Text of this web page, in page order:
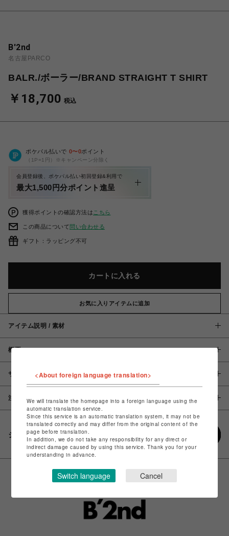
B'2nd
名古屋PARCO
BALR./ボーラー/BRAND STRAIGHT T SHIRT
￥18,700 税込
ポケパル払いで 0〜0ポイント
（1P=1円）※キャンペーン分除く
会員登録後、ポケパル払い初回登録&利用で
最大1,500円分ポイント進呈
獲得ポイントの確認方法は こちら
この商品について問い合わせる
ギフト：ラッピング不可
カートに入れる
お気に入りアイテムに追加
アイテム説明 / 素材
概要
サイズ
注意事項
シェアする
<About foreign language translation>
We will translate the homepage into a foreign language using the
automatic translation service.
Since this service is an automatic translation system, it may not be
translated correctly and may differ from the original content of the
page before translation.
In addition, we do not take any responsibility for any direct or
indirect damage caused by using this service. Thank you for your
understanding in advance.
Switch language Cancel